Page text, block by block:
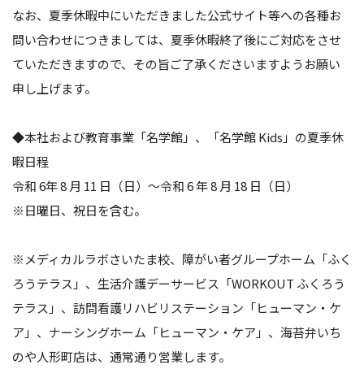
なお、夏季休暇中にいただきました公式サイト等への各種お
問い合わせにつきましては、夏季休暇終了後にご対応をさせ
ていただきますので、その旨ご了承くださいますようお願い
申し上げます。
◆本社および教育事業「名学館」、「名学館 Kids」の夏季休
暇日程
令和 6年 8 月 11 日（日）～令和 6 年 8 月 18 日（日）
※日曜日、祝日を含む。
※メディカルラボさいたま校、障がい者グループホーム「ふく
ろうテラス」、生活介護デーサービス「WORKOUT ふくろう
テラス」、訪問看護リハビリステーション「ヒューマン・ケ
ア」、ナーシングホーム「ヒューマン・ケア」、海苔弁いち
のや人形町店は、通常通り営業します。